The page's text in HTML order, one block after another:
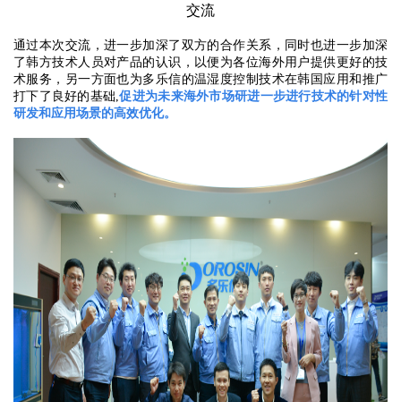
交流
通过本次交流，进一步加深了双方的合作关系，同时也进一步加深
了韩方技术人员对产品的认识，以便为各位海外用户提供更好的技
术服务，另一方面也为多乐信的温湿度控制技术在韩国应用和推广
打下了良好的基础,促进为未来海外市场研进一步进行技术的针对性
研发和应用场景的高效优化。